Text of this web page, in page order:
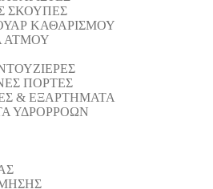
ΣΚΟΥΠΕΣ
ΚΑΘΑΡΙΣΜΟΥ
ΑΤΜΟΥ
ΠΟΡΤΕΣ
& ΕΞΑΡΤΗΜΑΤΑ
ΥΔΡΟΡΡΟΩΝ